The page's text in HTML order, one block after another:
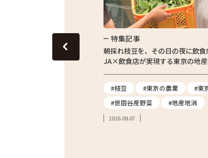
の田んぼ。青梅・東京繁
特集記事
朝採れ枝豆を、その日の夜に飲食
JA×飲食店が実現する東京の地
#枝豆 #東京の農業
#東
#世田谷産野菜
#地産地消
2026.08.07